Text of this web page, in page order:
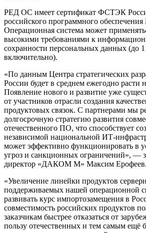
РЕД ОС имеет сертификат ФСТЭК
российского программного
Операционная система может
высокими требованиями к
сохранности персональных данных (до 1
включительно).
«По данным Центра стратегических
России будет в среднем ежегодно расти
Появление нового и развитие уже
от участников отрасли создания
продуктовых связок. С партнерами мы
долгосрочную стратегию развития
отечественного ПО, что способствует
независимой национальной ИТ-
может эффективно функционировать в
угроз и санкционных ограничений», —
директор «ДАКОМ М» Максим Ерофеев.
«Увеличение линейки продуктов
поддерживаемых нашей операционной
развивать курс импортозамещения в
совместимость российских продуктов
заказчикам быстрее отказаться от
пользу отечественных и тем самым ещё